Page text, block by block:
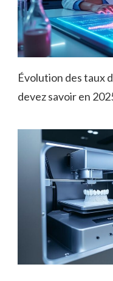
Évolution des taux
devez savoir en